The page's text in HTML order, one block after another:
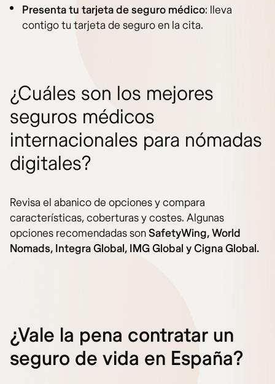
Presenta tu tarjeta de seguro médico: lleva
contigo tu tarjeta de seguro en la cita.
¿Cuáles son los mejores
seguros médicos
internacionales para nómadas
digitales?
Revisa el abanico de opciones y compara
características, coberturas y costes. Algunas
opciones recomendadas sonSafetyWing, World
Nomads, Integra Global, IMG Global y Cigna Global.
¿Vale la pena contratar un
seguro de vida en España?